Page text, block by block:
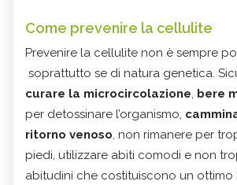
Come prevenire la cellulite
Prevenire la cellulite non è sempre
soprattutto se di natura genetica.
curare la microcircolazione, bere
per detossinare l’organismo,
ritorno venoso, non rimanere per
piedi, utilizzare abiti comodi e non
abitudini che costituiscono un ottimo